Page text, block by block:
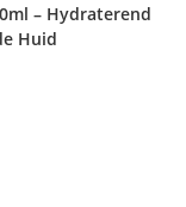
– Hydraterend
Huid